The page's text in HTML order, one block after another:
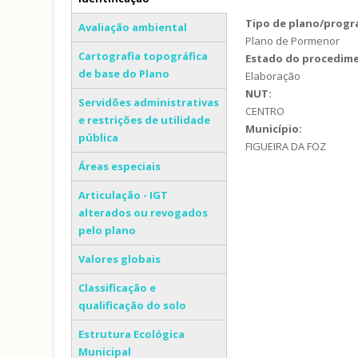
(separador ativo)
Avaliação ambiental
Cartografia topográfica
de base do Plano
Servidões administrativas
e restrições de utilidade
pública
Áreas especiais
Articulação - IGT
alterados ou revogados
pelo plano
Valores globais
Classificação e
qualificação do solo
Estrutura Ecológica
Municipal
Tipo de plano/
Plano de Pormenor
Estado do
Elaboração
NUT:
CENTRO
Município:
FIGUEIRA DA FOZ